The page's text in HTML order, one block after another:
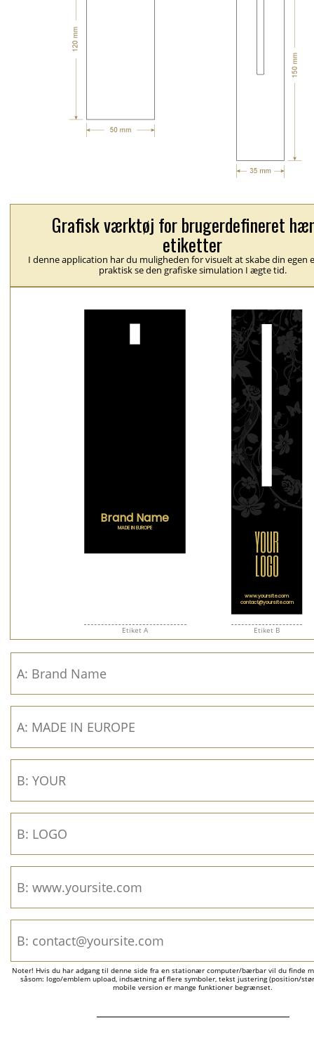
Grafisk værktøj for brugerdefineret
etiketter
I denne application har du muligheden for visuelt at skabe din egen
praktisk se den grafiske simulation I ægte tid.
Etiket A Etiket B
Noter! Hvis du har adgang til denne side fra en stationær computer/bærbar vil du finde
såsom: logo/emblem upload, indsætning af flere symboler, tekst justering (position/
mobile version er mange funktioner begrænset.